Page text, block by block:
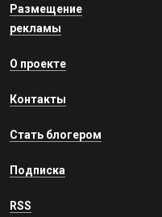
Размещение
рекламы
О проекте
Контакты
Стать блогером
Подписка
RSS